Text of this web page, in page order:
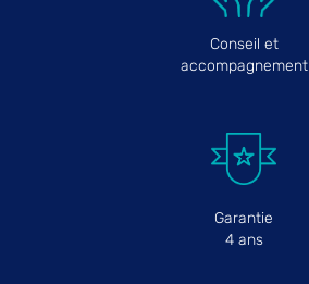
Conseil et
accompagnement
Garantie
4 ans